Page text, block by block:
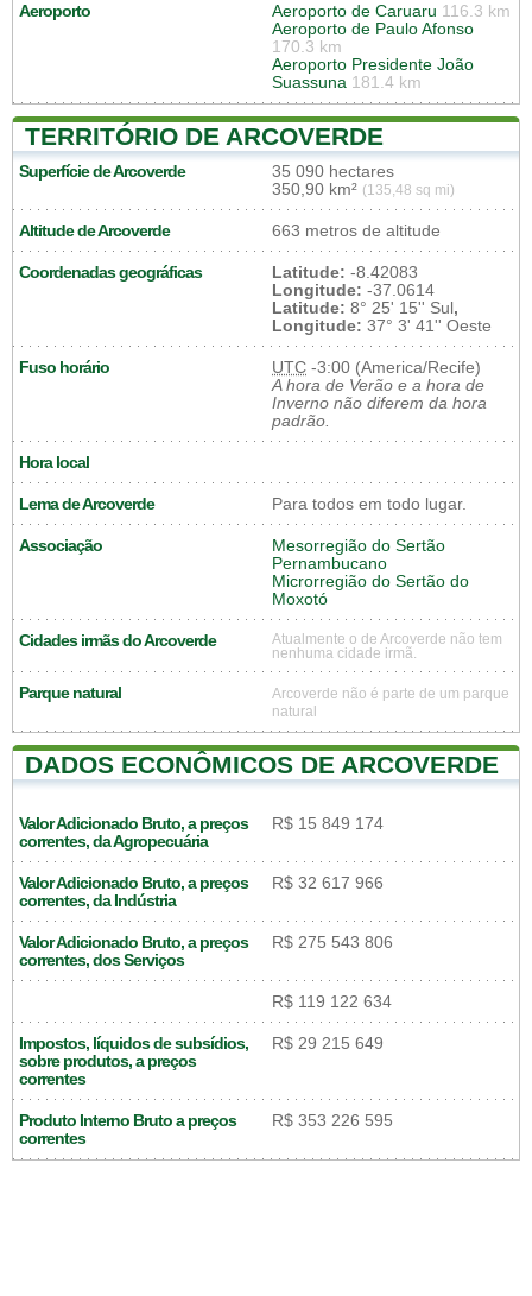
Aeroporto Aeroporto de Caruaru 116.3 km
Aeroporto de Paulo Afonso
170.3 km
Aeroporto Presidente João
Suassuna 181.4 km
TERRITÓRIO DE ARCOVERDE
Superfície de Arcoverde
35 090 hectares
350,90 km² (135,48 sq mi)
Altitude de Arcoverde 663 metros de altitude
Coordenadas geográficas Latitude: -8.42083
Longitude: -37.0614
Latitude: 8° 25' 15'' Sul,
Longitude: 37° 3' 41'' Oeste
Fuso horário UTC -3:00 (America/Recife)
A hora de Verão e a hora de
Inverno não diferem da hora
padrão.
Hora local
Lema de Arcoverde Para todos em todo lugar.
Associação
Mesorregião do Sertão
Pernambucano
Microrregião do Sertão do
Moxotó
Cidades irmãs do Arcoverde
Atualmente o de Arcoverde não tem
nenhuma cidade irmã.
Parque natural
Arcoverde não é parte de um parque
natural
DADOS ECONÔMICOS DE ARCOVERDE
Valor Adicionado Bruto, a preços
correntes, da Agropecuária
R$ 15 849 174
Valor Adicionado Bruto, a preços
correntes, da Indústria
R$ 32 617 966
Valor Adicionado Bruto, a preços
correntes, dos Serviços
R$ 275 543 806
R$ 119 122 634
Impostos, líquidos de subsídios,
sobre produtos, a preços
correntes
R$ 29 215 649
Produto Interno Bruto a preços
correntes
R$ 353 226 595